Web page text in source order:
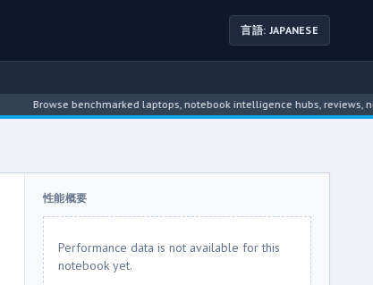
言語: JAPANESE
Browse benchmarked laptops, notebook intelligence hubs, reviews, news,
性能概要
Performance data is not available for this
notebook yet.